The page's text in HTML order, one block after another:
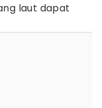
laut dapat